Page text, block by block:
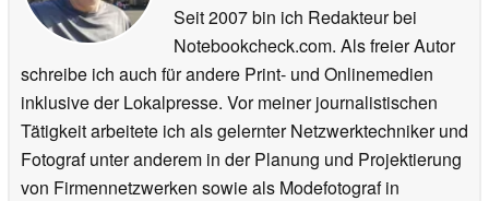
Seit 2007 bin ich Redakteur bei
Notebookcheck.com. Als freier Autor
schreibe ich auch für andere Print- und Onlinemedien
inklusive der Lokalpresse. Vor meiner journalistischen
Tätigkeit arbeitete ich als gelernter Netzwerktechniker und
Fotograf unter anderem in der Planung und Projektierung
von Firmennetzwerken sowie als Modefotograf in